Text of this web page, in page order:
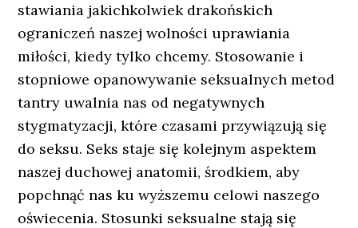
stawiania jakichkolwiek drakońskich
ograniczeń naszej wolności uprawiania
miłości, kiedy tylko chcemy. Stosowanie i
stopniowe opanowywanie seksualnych metod
tantry uwalnia nas od negatywnych
stygmatyzacji, które czasami przywiązują się
do seksu. Seks staje się kolejnym aspektem
naszej duchowej anatomii, środkiem, aby
popchnąć nas ku wyższemu celowi naszego
oświecenia. Stosunki seksualne stają się